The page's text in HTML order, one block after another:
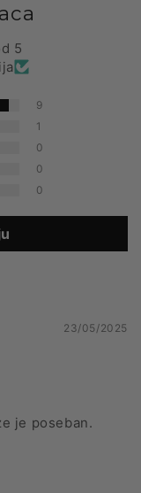
5
9
1
0
0
0
23/05/2025
je poseban.